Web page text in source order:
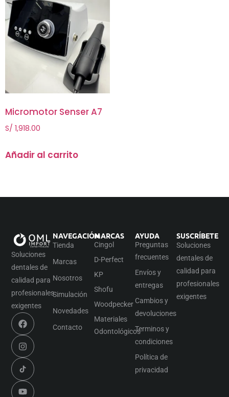
Micromotor Senser A7
S/ 1,918.00
Añadir al carrito
Soluciones
dentales de
calidad para
profesionales
exigentes
NAVEGACIÓN
Tienda
Marcas
Nosotros
Simulación
Novedades
Contacto
MARCAS
Cingol
D-Perfect
KP
Shofu
Woodpecker
Materiales
Odontológicos
AYUDA
Preguntas
frecuentes
Envíos y
entregas
Cambios y
devoluciones
Terminos y
condiciones
Política de
privacidad
SUSCRÍBETE
Soluciones
dentales de
calidad para
profesionales
exigentes